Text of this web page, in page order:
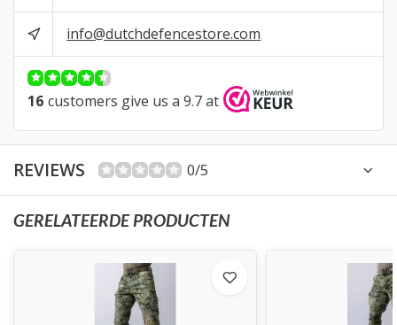
info@dutchdefencestore.com
16 customers give us a 9.7 at
REVIEWS 0/5
GERELATEERDE PRODUCTEN